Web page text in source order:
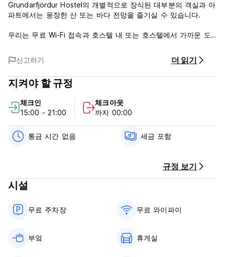
Grundarfjördur Hostel의 개별적으로 장식된 대부분의 객실과 아
파트에서는 ​​웅장한 산 또는 바다 전망을 즐기실 수 있습니다.
우리는 무료 Wi-Fi 접속과 호스텔 내 또는 호스텔에서 가까운 도
Grundarfjördur Hostel은 원래 Hlidarvegur 15에 있는 2층짜리
빨간 집 건물로 시작되었지만 최근 확장으로 인해 이제 마을의 다
른 건물도 포함하게 되었습니다. 리셉션 사무실은 원래 주소인
인해 대체 조치가 필요한 경우를 제외하고 여름철 15:00부터
21:00까지 운영됩니다.
숙소에 머무는 모든 투숙객은 TV가 있는 공용 거실과 완비된 주
방을 이용하실 수 있으며, 각 개인 아파트에는 전용 주방과 TV가
마켓, 정비소, 지역 버스 정류장이 있는 주유소 등 다양한 서비스
정보 센터를 방문할 수도 있습니다.
는 시설 중 하나라는 사실을 매우 자랑스럽게 생각합니다. 호스텔
뿐만 아니라 우리 마을과 스나이펠스네스(Snaefellsnes)에서도
신고하기 더 읽기
지켜야 할 규정
체크인
15:00 - 21:00
체크아웃
까지 00:00
통금 시간 없음 세금 포함
규정 보기
시설
무료 주차장 무료 와이파이
부엌 휴게실